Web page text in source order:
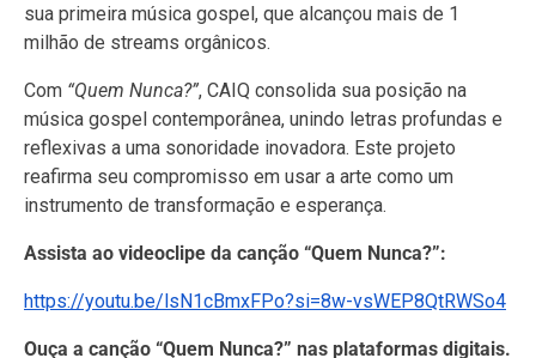
sua primeira música gospel, que alcançou mais de 1
milhão de streams orgânicos.
Com “Quem Nunca?”, CAIQ consolida sua posição na
música gospel contemporânea, unindo letras profundas e
reflexivas a uma sonoridade inovadora. Este projeto
reafirma seu compromisso em usar a arte como um
instrumento de transformação e esperança.
Assista ao videoclipe da canção “Quem Nunca?”:
https://youtu.be/lsN1cBmxFPo?si=8w-vsWEP8QtRWSo4
Ouça a canção “Quem Nunca?” nas plataformas digitais.